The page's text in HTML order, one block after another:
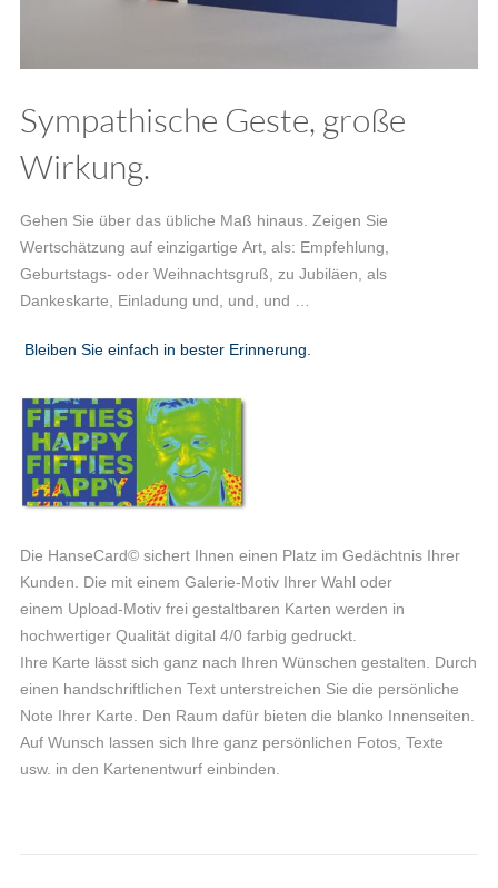
Sympathische Geste, große
Wirkung.
Gehen Sie über das übliche Maß hinaus. Zeigen Sie
Wertschätzung auf einzigartige Art, als: Empfehlung,
Geburtstags- oder Weihnachtsgruß, zu Jubiläen, als
Dankeskarte, Einladung und, und, und …
Bleiben Sie einfach in bester Erinnerung.
Die HanseCard© sichert Ihnen einen Platz im Gedächtnis Ihrer
Kunden. Die mit einem Galerie-Motiv Ihrer Wahl oder
einem Upload-Motiv frei gestaltbaren Karten werden in
hochwertiger Qualität digital 4/0 farbig gedruckt.
Ihre Karte lässt sich ganz nach Ihren Wünschen gestalten. Durch
einen handschriftlichen Text unterstreichen Sie die persönliche
Note Ihrer Karte. Den Raum dafür bieten die blanko Innenseiten.
Auf Wunsch lassen sich Ihre ganz persönlichen Fotos, Texte
usw. in den Kartenentwurf einbinden.